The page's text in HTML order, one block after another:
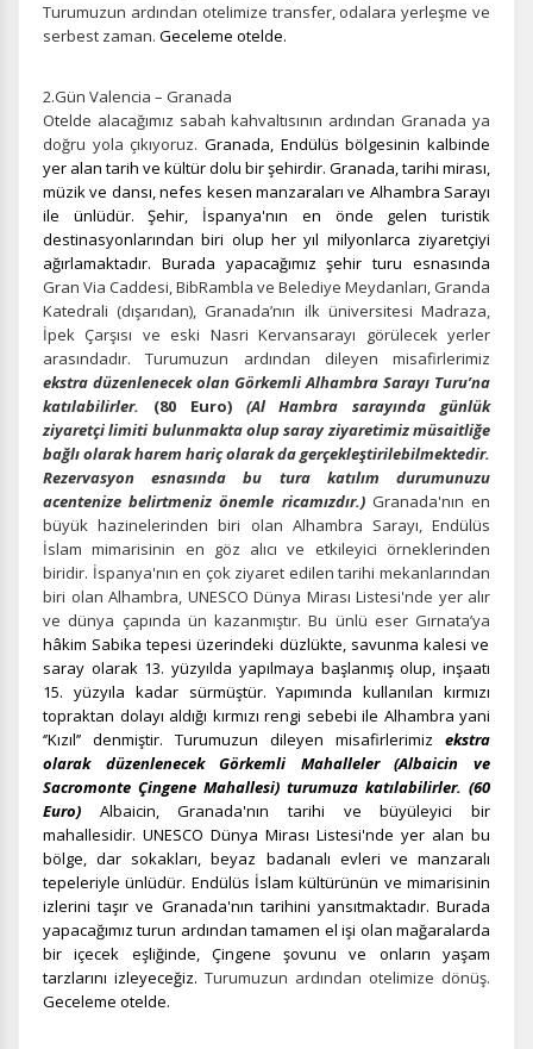
Turumuzun ardından otelimize transfer, odalara yerleşme ve
serbest zaman. Geceleme otelde.
2.Gün Valencia – Granada
Otelde alacağımız sabah kahvaltısının ardından Granada ya
doğru yola çıkıyoruz. Granada, Endülüs bölgesinin kalbinde
yer alan tarih ve kültür dolu bir şehirdir. Granada, tarihi mirası,
müzik ve dansı, nefes kesen manzaraları ve Alhambra Sarayı
ile ünlüdür. Şehir, İspanya'nın en önde gelen turistik
destinasyonlarından biri olup her yıl milyonlarca ziyaretçiyi
ağırlamaktadır. Burada yapacağımız şehir turu esnasında
Gran Via Caddesi, BibRambla ve Belediye Meydanları, Granda
Katedrali (dışarıdan), Granada’nın ilk üniversitesi Madraza,
İpek Çarşısı ve eski Nasri Kervansarayı görülecek yerler
arasındadır. Turumuzun ardından dileyen misafirlerimiz
ekstra düzenlenecek olan Görkemli Alhambra Sarayı Turu’na
katılabilirler.
(80 Euro) (Al Hambra sarayında günlük
ziyaretçi limiti bulunmakta olup saray ziyaretimiz müsaitliğe
bağlı olarak harem hariç olarak da gerçekleştirilebilmektedir.
Rezervasyon esnasında bu tura katılım durumunuzu
acentenize belirtmeniz önemle ricamızdır.) Granada'nın en
büyük hazinelerinden biri olan Alhambra Sarayı, Endülüs
İslam mimarisinin en göz alıcı ve etkileyici örneklerinden
biridir. İspanya'nın en çok ziyaret edilen tarihi mekanlarından
biri olan Alhambra, UNESCO Dünya Mirası Listesi'nde yer alır
ve dünya çapında ün kazanmıştır. Bu ünlü eser Gırnata’ya
hâkim Sabika tepesi üzerindeki düzlükte, savunma kalesi ve
saray olarak 13. yüzyılda yapılmaya başlanmış olup, inşaatı
15. yüzyıla kadar sürmüştür. Yapımında kullanılan kırmızı
topraktan dolayı aldığı kırmızı rengi sebebi ile Alhambra yani
‘’Kızıl’’ denmiştir. Turumuzun dileyen misafirlerimiz ekstra
olarak düzenlenecek Görkemli Mahalleler (Albaicin ve
Sacromonte Çingene Mahallesi) turumuza katılabilirler. (60
Euro) Albaicin, Granada'nın tarihi ve büyüleyici bir
mahallesidir. UNESCO Dünya Mirası Listesi'nde yer alan bu
bölge, dar sokakları, beyaz badanalı evleri ve manzaralı
tepeleriyle ünlüdür. Endülüs İslam kültürünün ve mimarisinin
izlerini taşır ve Granada'nın tarihini yansıtmaktadır. Burada
yapacağımız turun ardından tamamen el işi olan mağaralarda
bir içecek eşliğinde, Çingene şovunu ve onların yaşam
tarzlarını izleyeceğiz. Turumuzun ardından otelimize dönüş.
Geceleme otelde.